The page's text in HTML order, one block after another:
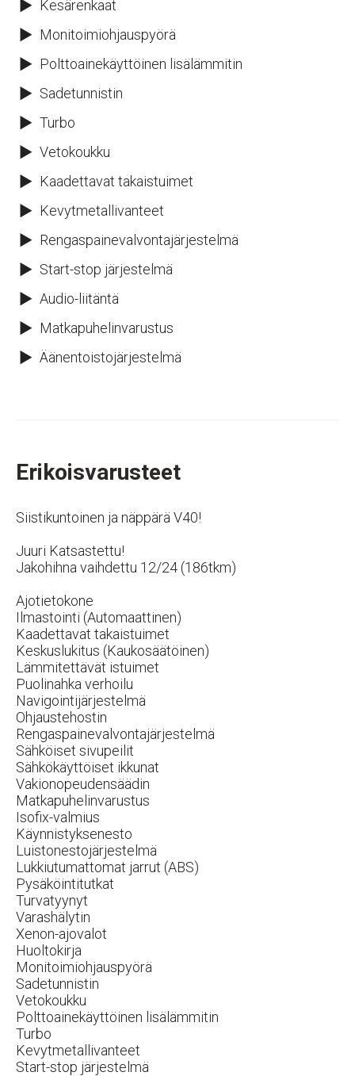
Kesärenkaat
Monitoimiohjauspyörä
Polttoainekäyttöinen lisälämmitin
Sadetunnistin
Turbo
Vetokoukku
Kaadettavat takaistuimet
Kevytmetallivanteet
Rengaspainevalvontajärjestelmä
Start-stop järjestelmä
Audio-liitäntä
Matkapuhelinvarustus
Äänentoistojärjestelmä
Erikoisvarusteet
Siistikuntoinen ja näppärä V40!
Juuri Katsastettu!
Jakohihna vaihdettu 12/24 (186tkm)
Ajotietokone
Ilmastointi (Automaattinen)
Kaadettavat takaistuimet
Keskuslukitus (Kaukosäätöinen)
Lämmitettävät istuimet
Puolinahka verhoilu
Navigointijärjestelmä
Ohjaustehostin
Rengaspainevalvontajärjestelmä
Sähköiset sivupeilit
Sähkökäyttöiset ikkunat
Vakionopeudensäädin
Matkapuhelinvarustus
Isofix-valmius
Käynnistyksenesto
Luistonestojärjestelmä
Lukkiutumattomat jarrut (ABS)
Pysäköintitutkat
Turvatyynyt
Varashälytin
Xenon-ajovalot
Huoltokirja
Monitoimiohjauspyörä
Sadetunnistin
Vetokoukku
Polttoainekäyttöinen lisälämmitin
Turbo
Kevytmetallivanteet
Start-stop järjestelmä